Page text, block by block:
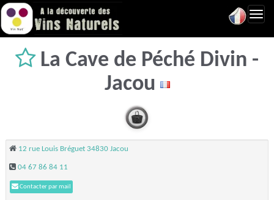
La Cave de Péché Divin -
Jacou
12 rue Louis Bréguet 34830 Jacou
04 67 86 84 11
Contacter par mail